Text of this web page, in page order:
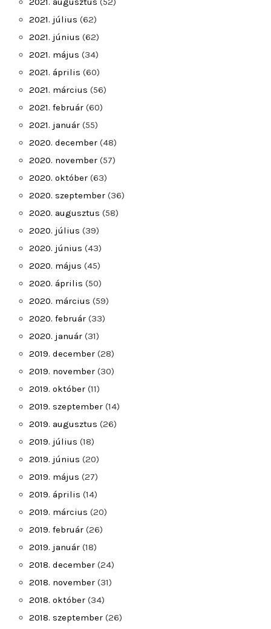
2021. július (62)
2021. június (62)
2021. május (34)
2021. április (60)
2021. március (56)
2021. február (60)
2021. január (55)
2020. december (48)
2020. november (57)
2020. október (63)
2020. szeptember (36)
2020. augusztus (58)
2020. július (39)
2020. június (43)
2020. május (45)
2020. április (50)
2020. március (59)
2020. február (33)
2020. január (31)
2019. december (28)
2019. november (30)
2019. október (11)
2019. szeptember (14)
2019. augusztus (26)
2019. július (18)
2019. június (20)
2019. május (27)
2019. április (14)
2019. március (20)
2019. február (26)
2019. január (18)
2018. december (24)
2018. november (31)
2018. október (34)
2018. szeptember (26)